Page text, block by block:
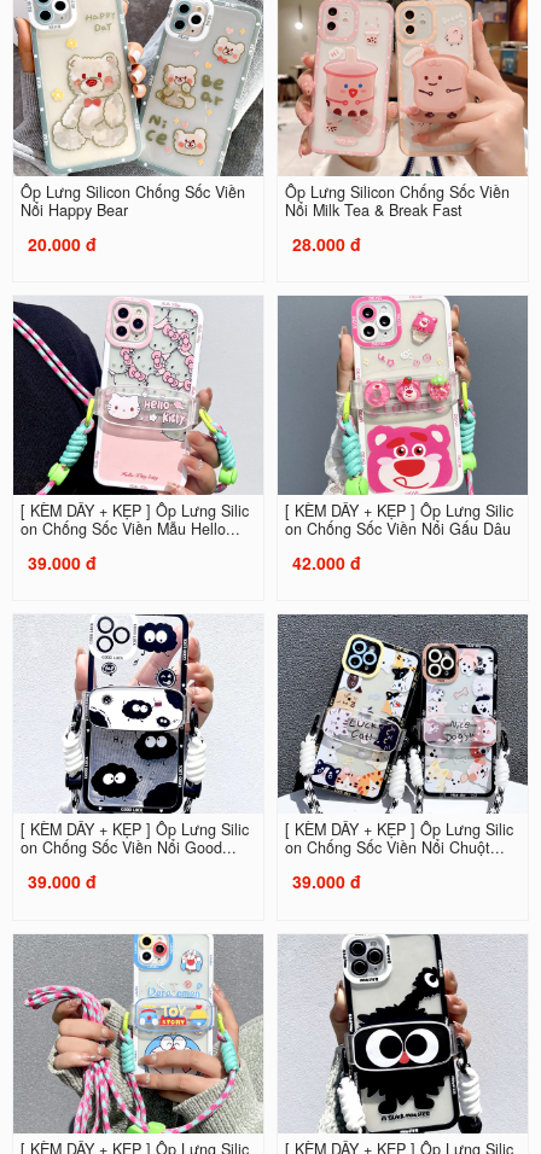
Ốp Lưng Silicon Chống Sốc Viền
Nổi Happy Bear
20.000 đ
Ốp Lưng Silicon Chống Sốc Viền
Nổi Milk Tea & Break Fast
28.000 đ
[ KÈM DÂY + KẸP ] Ốp Lưng Silic
on Chống Sốc Viền Mẫu Hello...
39.000 đ
[ KÈM DÂY + KẸP ] Ốp Lưng Silic
on Chống Sốc Viền Nổi Gấu Dâu
42.000 đ
[ KÈM DÂY + KẸP ] Ốp Lưng Silic
on Chống Sốc Viền Nổi Good...
39.000 đ
[ KÈM DÂY + KẸP ] Ốp Lưng Silic
on Chống Sốc Viền Nổi Chuột...
39.000 đ
[ KÈM DÂY + KẸP ] Ốp Lưng Silic [ KÈM DÂY + KẸP ] Ốp Lưng Silic